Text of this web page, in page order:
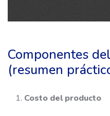
Componentes
(resumen
Costo del producto